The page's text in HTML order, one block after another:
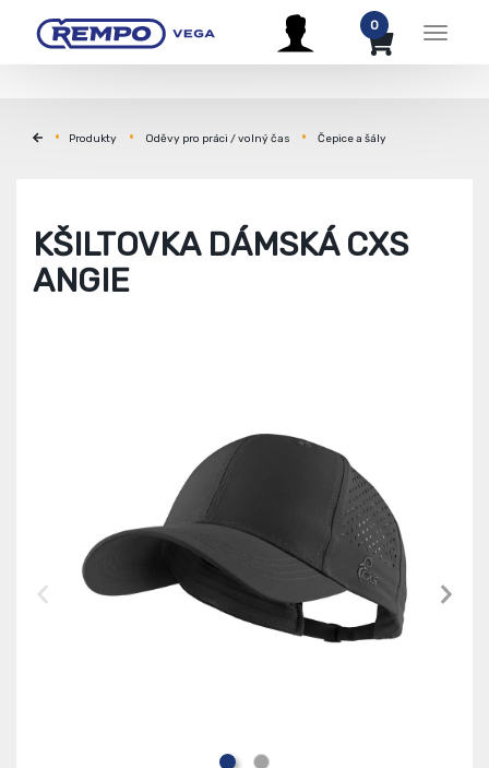
Menu
0
Produkty Oděvy pro práci / volný čas Čepice a šály
KŠILTOVKA DÁMSKÁ CXS
ANGIE